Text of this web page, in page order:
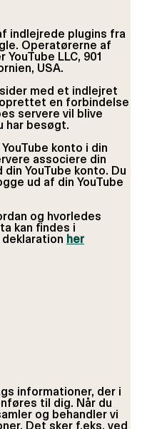
indlejrede plugins fra
Operatørerne af
LLC, 901
USA.
med et indlejret
en forbindelse
servere vil blive
har besøgt.
konto i din
associere din
YouTube konto. Du
ud af din YouTube
og hvorledes
kan findes i
her
informationer, der i
til dig. Når du
og behandler vi